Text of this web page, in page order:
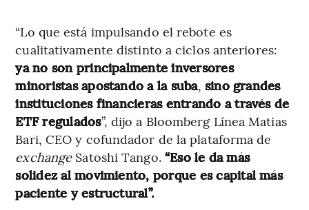
“Lo que está impulsando el rebote es
cualitativamente distinto a ciclos anteriores:
ya no son principalmente inversores
minoristas apostando a la suba, sino grandes
instituciones financieras entrando a través de
ETF regulados”, dijo a Bloomberg Línea Matias
Bari, CEO y cofundador de la plataforma de
exchangeSatoshi Tango. “Eso le da más
solidez al movimiento, porque es capital más
paciente y estructural”.